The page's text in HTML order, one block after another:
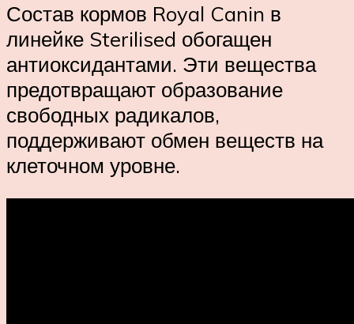
Состав кормов Royal Canin в
линейке Sterilised обогащен
антиоксидантами. Эти вещества
предотвращают образование
свободных радикалов,
поддерживают обмен веществ на
клеточном уровне.